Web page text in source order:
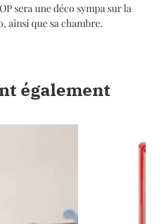
sera une déco sympa sur la
ainsi que sa chambre.
également